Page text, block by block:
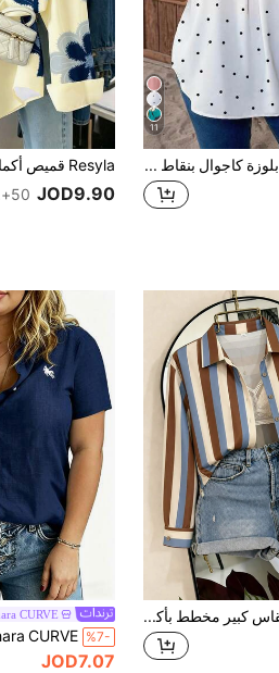
11
EMERY ROSE بلوزة كاجوال بنقاط بولكا بياقة على شكل حرف V وأكمام قصيرة للنساء بمقاسات كبيرة
JOD9.90 50+. تم بيع
قميص نسائي مقاس كبير مخطط بأكمام طويلة مع ياقة وجيب على الصدر CURVE
%7-
JOD7.07